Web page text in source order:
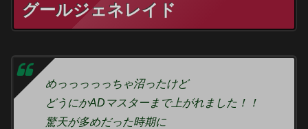
グールジェネレイド
めっっっっっちゃ沼ったけど
どうにかADマスターまで上がれました！！
驚天が多めだった時期に